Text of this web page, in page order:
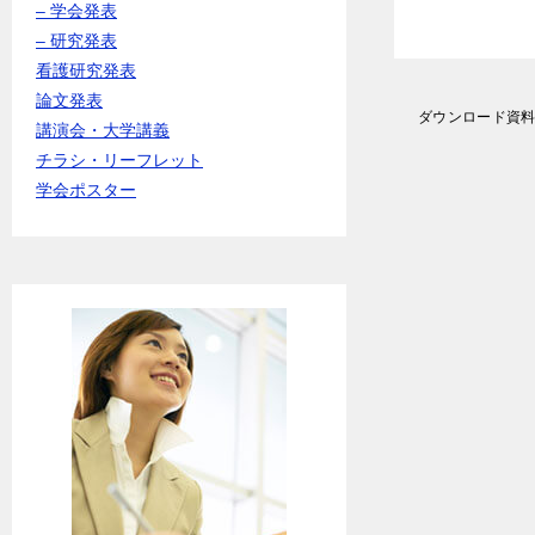
ダウンロード資
– 学会発表
– 研究発表
看護研究発表
論文発表
講演会・大学講義
チラシ・リーフレット
学会ポスター